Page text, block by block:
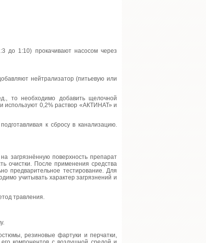
до 1:10) прокачивают насосом через
нейтрализатор (питьевую или
то необходимо добавить щелочной
используют 0,2% раствор «АКТИНАТ» и
к сбросу в канализацию.
загрязнённую поверхность препарат
очистки. После применения средства
предварительное тестирование. Для
учитывать характер загрязнений и
травления.
резиновые фартуки и перчатки,